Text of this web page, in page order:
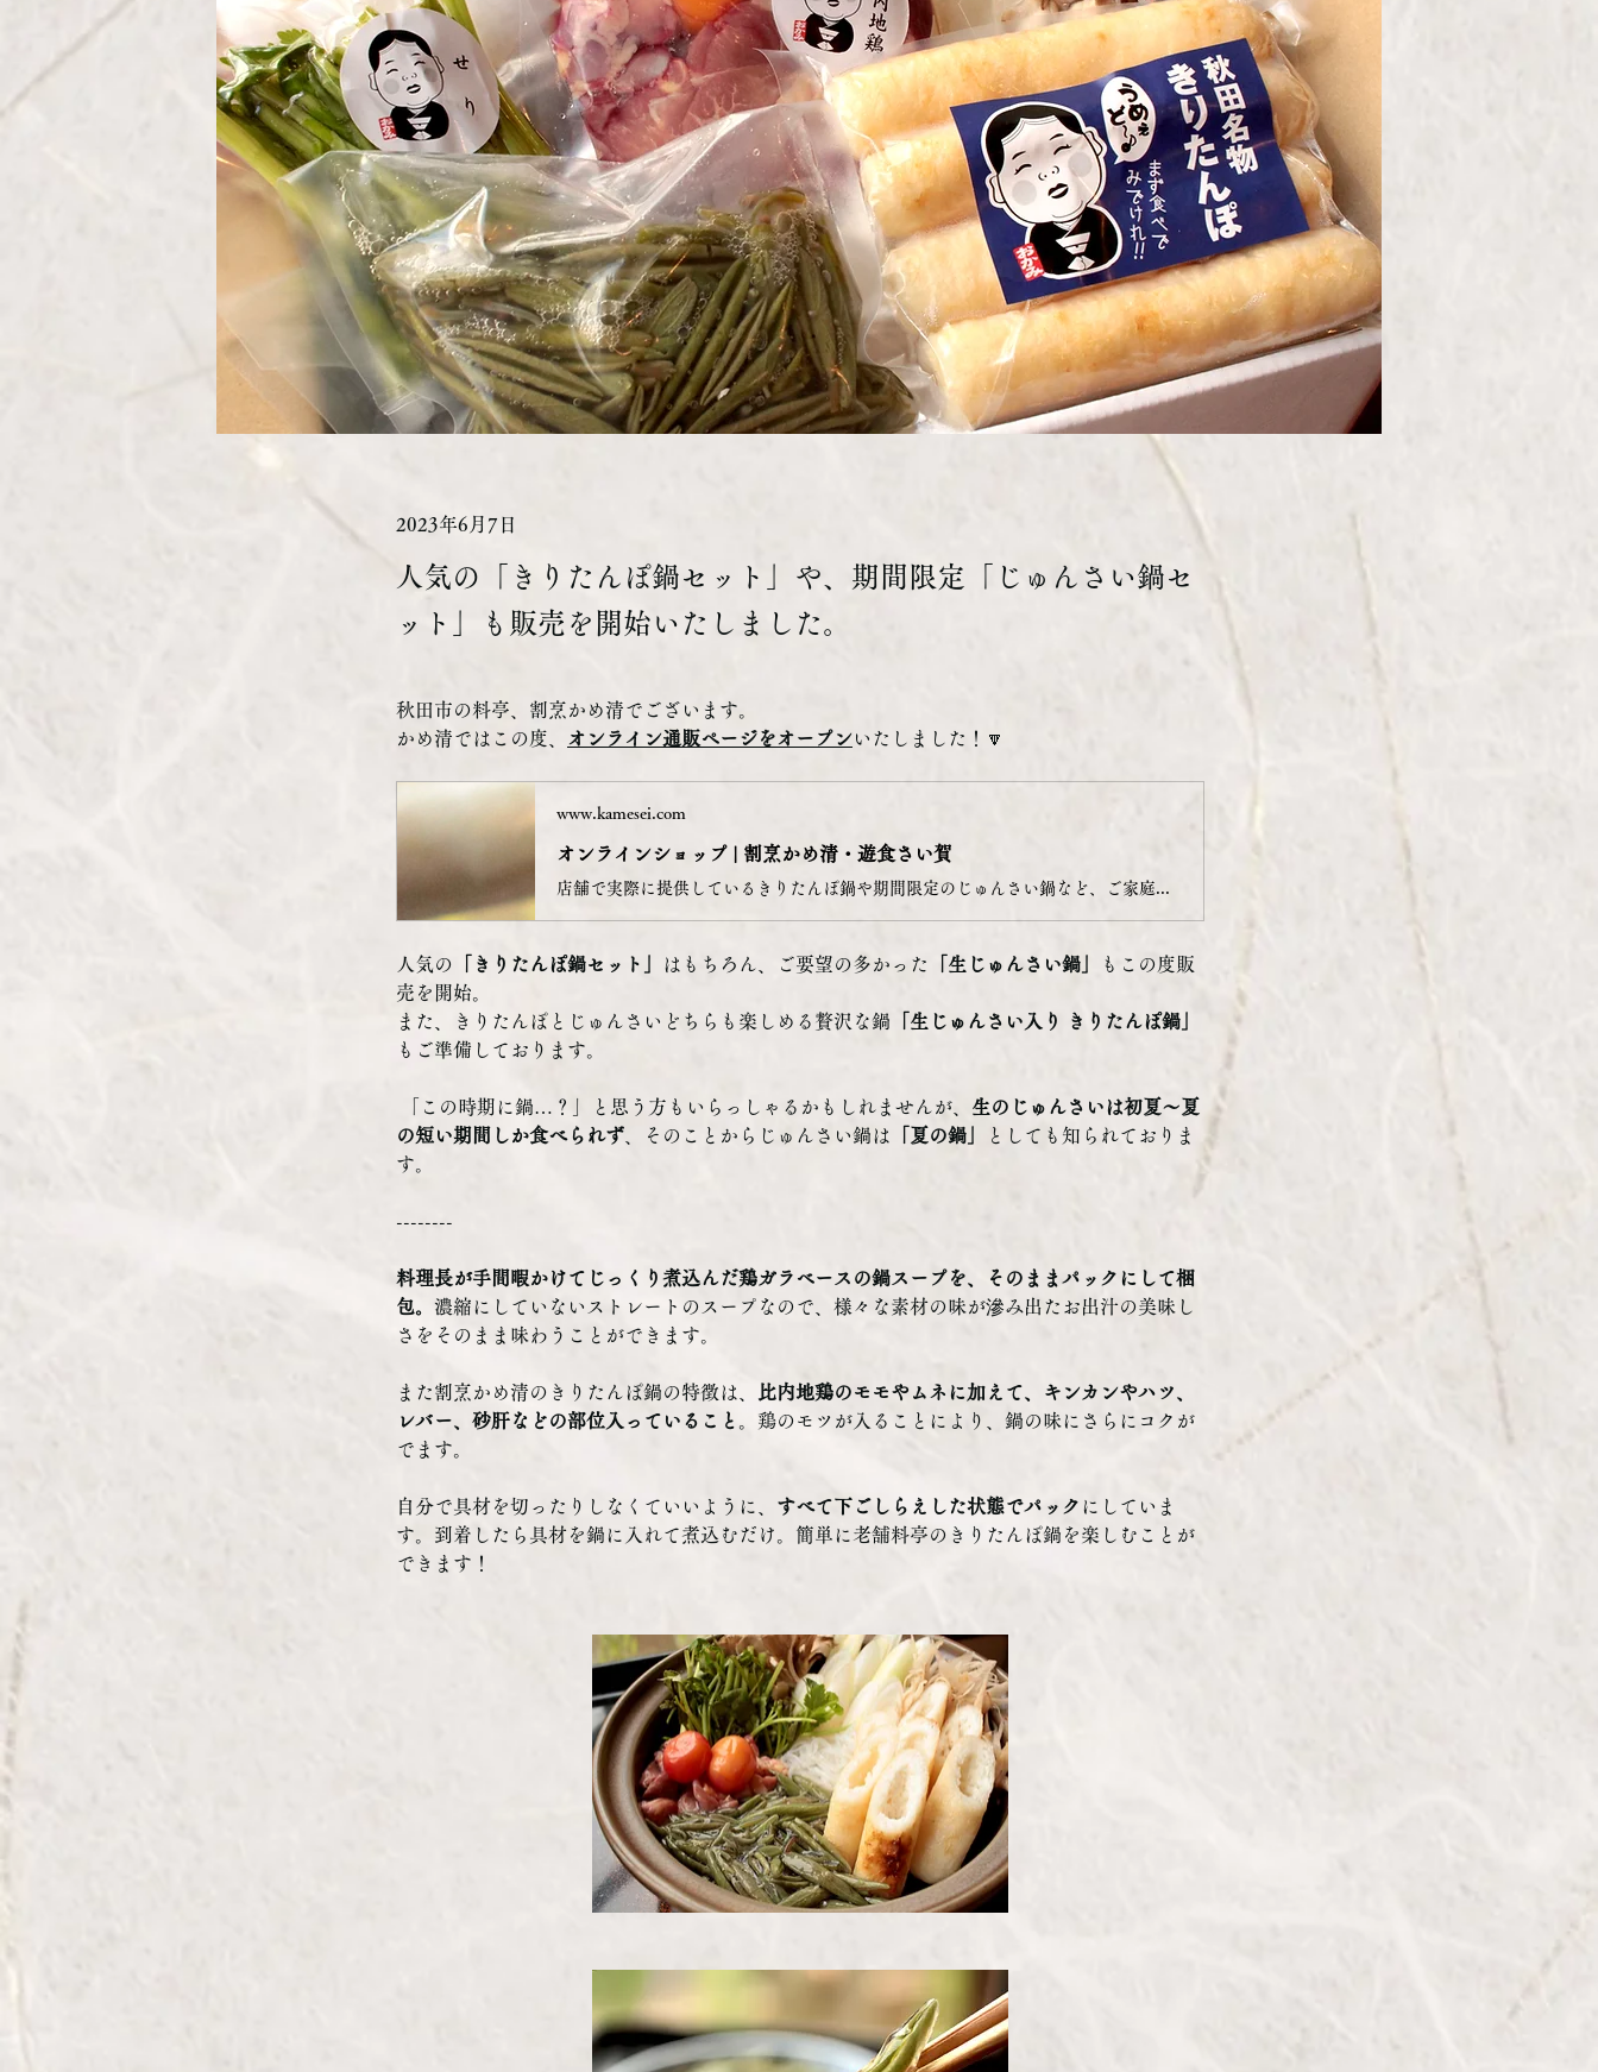
2023年6月7日
人気の「きりたんぽ鍋セット」や、期間限定「じゅんさい鍋セ
ット」も販売を開始いたしました。
秋田市の料亭、割烹かめ清でございます。
かめ清ではこの度、
オンライン通販ページをオープン いたしました！🔽
www.kamesei.com
オンラインショップ | 割烹かめ清・遊食さい賀
店舗で実際に提供しているきりたんぽ鍋や期間限定のじゅんさい鍋など、ご家庭で楽しめる鍋セットを通販にてご用意しております。お土産やギフトにもピッタリです。
人気の 「きりたんぽ鍋セット」 はもちろん、ご要望の多かった 「生じゅんさい鍋」
もこの度販
売を開始。
また、きりたんぽとじゅんさいどちらも楽しめる贅沢な鍋 「生じゅんさい入り きりたんぽ鍋」
もご準備しております。
「この時期に鍋…？」と思う方もいらっしゃるかもしれませんが、 生のじゅんさいは初夏〜夏
の短い期間しか食べられず 、そのことからじゅんさい鍋は 「夏の鍋」
としても知られておりま
す。
--------
料理長が手間暇かけてじっくり煮込んだ鶏ガラベースの鍋スープを、そのままパックにして梱
包。 濃縮にしていないストレートのスープなので、様々な素材の味が滲み出たお出汁の美味し
さをそのまま味わうことができます。
また割烹かめ清のきりたんぽ鍋の特徴は、
比内地鶏のモモやムネに加えて、キンカンやハツ、
レバー、砂肝などの部位入っていること 。鶏のモツが入ることにより、鍋の味にさらにコクが
でます。
自分で具材を切ったりしなくていいように、 すべて下ごしらえした状態でパック にしていま
す。到着したら具材を鍋に入れて煮込むだけ。簡単に老舗料亭のきりたんぽ鍋を楽しむことが
できます！